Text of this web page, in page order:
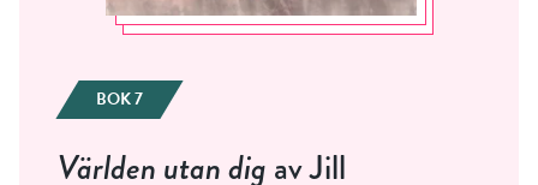
BOK 7
Världen utan digav Jill